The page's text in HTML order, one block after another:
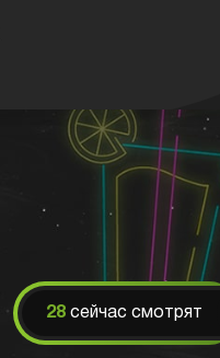
28 сейчас смотрят